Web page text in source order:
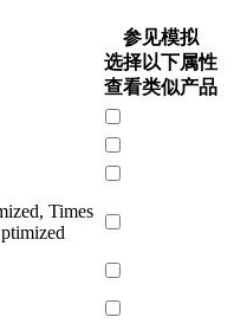
参见模拟
选择以下属性
查看类似产品
Times